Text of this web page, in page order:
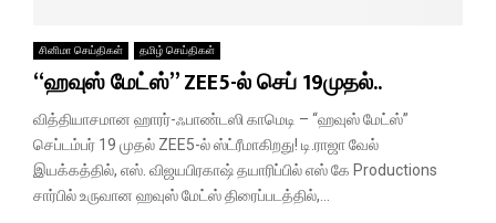
சினிமா செய்திகள் தமிழ் செய்திகள்
“ஹவுஸ் மேட்ஸ்” ZEE5-ல் செப் 19முதல்..
வித்தியாசமான ஹாரர்-ஃபாண்டஸி காமெடி – “ஹவுஸ் மேட்ஸ்”
செப்டம்பர் 19 முதல் ZEE5-ல் ஸ்ட்ரீமாகிறது! டி.ராஜா வேல்
இயக்கத்தில், எஸ். விஜயபிரகாஷ் தயாரிப்பில் எஸ் கே Productions
சார்பில் உருவான ஹவுஸ் மேட்ஸ் திரைப்படத்தில்,...